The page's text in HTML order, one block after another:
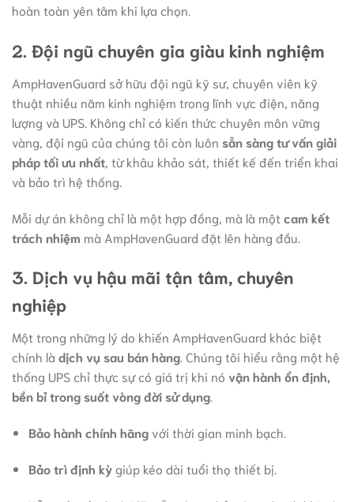
hoàn toàn yên tâm khi lựa chọn.
2. Đội ngũ chuyên gia giàu kinh nghiệm
AmpHavenGuard sở hữu đội ngũ kỹ sư, chuyên viên kỹ
thuật nhiều năm kinh nghiệm trong lĩnh vực điện, năng
lượng và UPS. Không chỉ có kiến thức chuyên môn vững
vàng, đội ngũ của chúng tôi còn luôn sẵn sàng tư vấn giải
pháp tối ưu nhất , từ khâu khảo sát, thiết kế đến triển khai
và bảo trì hệ thống.
Mỗi dự án không chỉ là một hợp đồng, mà là một cam kết
trách nhiệm mà AmpHavenGuard đặt lên hàng đầu.
3. Dịch vụ hậu mãi tận tâm, chuyên
nghiệp
Một trong những lý do khiến AmpHavenGuard khác biệt
chính là dịch vụ sau bán hàng. Chúng tôi hiểu rằng một hệ
thống UPS chỉ thực sự có giá trị khi nó vận hành ổn định,
bền bỉ trong suốt vòng đời sử dụng.
Bảo hành chính hãngvới thời gian minh bạch.
Bảo trì định kỳgiúp kéo dài tuổi thọ thiết bị.